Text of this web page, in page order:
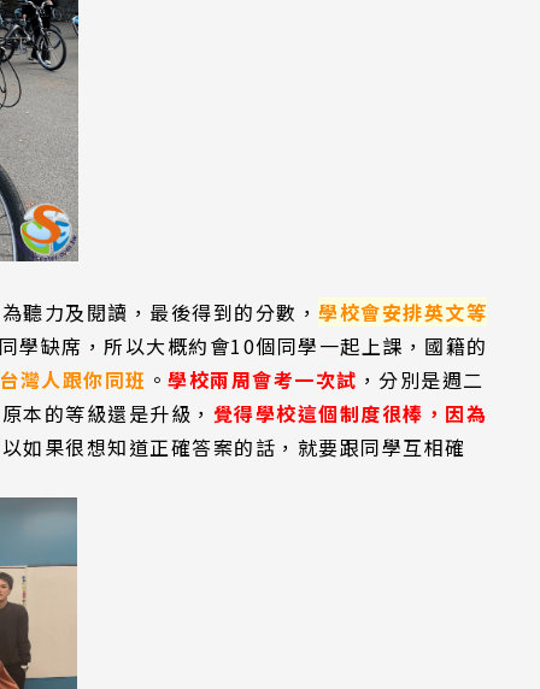
聽力及閱讀，最後得到的分數， 學校會安排英文等
學缺席，所以大概約會10個同學一起上課，國籍的
灣人跟你同班 。 學校兩周會考一次試 ，分別是週二
本的等級還是升級， 覺得學校這個制度很棒，因為
如果很想知道正確答案的話，就要跟同學互相確